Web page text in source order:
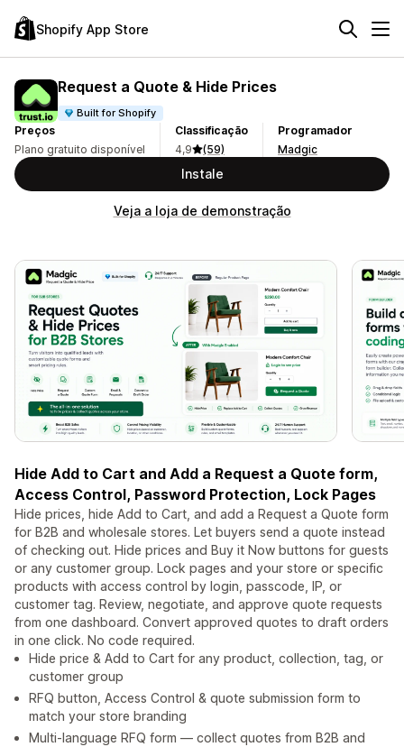
Shopify App Store
Request a Quote & Hide Prices
Built for Shopify
Preços
Plano gratuito disponível
Classificação
4,9
(59)
Programador
Madgic
Instale
Veja a loja de demonstração
Hide Add to Cart and Add a Request a Quote form,
Access Control, Password Protection, Lock Pages
Hide prices, hide Add to Cart, and add a Request a Quote form
for B2B and wholesale stores. Let buyers send a quote instead
of checking out. Hide prices and Buy it Now buttons for guests
or any customer group. Lock pages and your store or specific
products with access control by login, passcode, IP, or
customer tag. Review, negotiate, and approve quote requests
from one dashboard. Convert approved quotes to draft orders
in one click. No code required.
Hide price & Add to Cart for any product, collection, tag, or
customer group
RFQ button, Access Control & quote submission form to
match your store branding
Multi-language RFQ form — collect quotes from B2B and